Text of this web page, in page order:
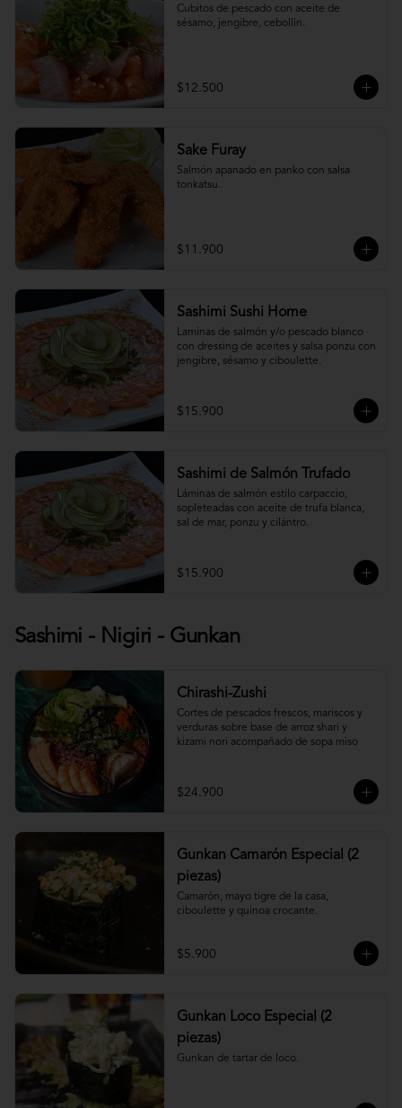
Cubitos de pescado con aceite de
sésamo, jengibre, cebollín.
$12.500
Sake Furay
Salmón apanado en panko con salsa
tonkatsu.
$11.900
Sashimi Sushi Home
Laminas de salmón y/o pescado blanco
con dressing de aceites y salsa ponzu con
jengibre, sésamo y ciboulette.
$15.900
Sashimi de Salmón Trufado
Láminas de salmón estilo carpaccio,
sopleteadas con aceite de trufa blanca,
sal de mar, ponzu y cilántro.
$15.900
Sashimi - Nigiri - Gunkan
Chirashi-Zushi
Cortes de pescados frescos, mariscos y
verduras sobre base de arroz shari y
kizami nori acompañado de sopa miso
$24.900
Gunkan Camarón Especial (2
piezas)
Camarón, mayo tigre de la casa,
ciboulette y quinoa crocante.
$5.900
Gunkan Loco Especial (2
piezas)
Gunkan de tartar de loco.